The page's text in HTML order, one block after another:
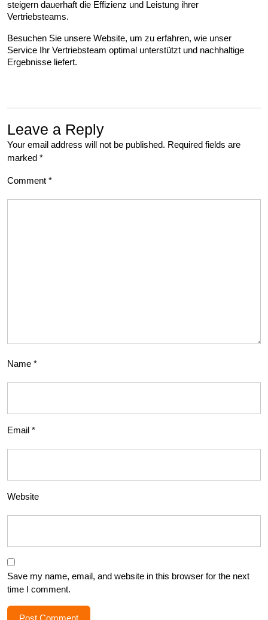
steigern dauerhaft die Effizienz und Leistung ihrer
Vertriebsteams.
Besuchen Sie unsere Website, um zu erfahren, wie unser
Service Ihr Vertriebsteam optimal unterstützt und nachhaltige
Ergebnisse liefert.
Leave a Reply
Your email address will not be published. Required fields are
marked *
Comment *
Name *
Email *
Website
Save my name, email, and website in this browser for the next
time I comment.